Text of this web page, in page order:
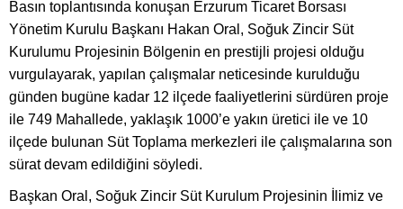
Basın toplantısında konuşan Erzurum Ticaret Borsası
Yönetim Kurulu Başkanı Hakan Oral, Soğuk Zincir Süt
Kurulumu Projesinin Bölgenin en prestijli projesi olduğu
vurgulayarak, yapılan çalışmalar neticesinde kurulduğu
günden bugüne kadar 12 ilçede faaliyetlerini sürdüren proje
ile 749 Mahallede, yaklaşık 1000’e yakın üretici ile ve 10
ilçede bulunan Süt Toplama merkezleri ile çalışmalarına son
sürat devam edildiğini söyledi.
Başkan Oral, Soğuk Zincir Süt Kurulum Projesinin İlimiz ve